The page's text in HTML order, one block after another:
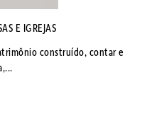
E IGREJAS
construído, contar e